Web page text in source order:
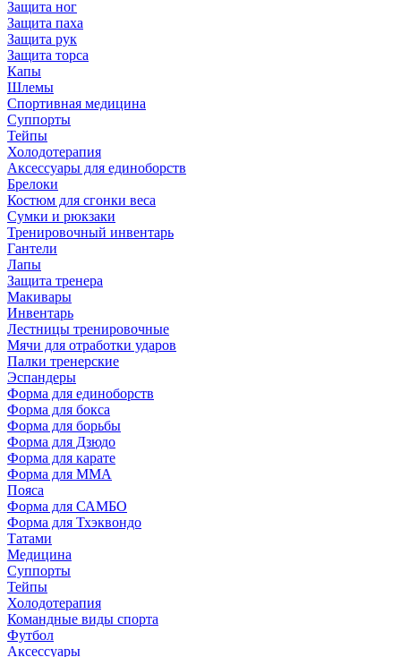
Защита ног
Защита паха
Защита рук
Защита торса
Капы
Шлемы
Спортивная медицина
Суппорты
Тейпы
Холодотерапия
Аксессуары для единоборств
Брелоки
Костюм для сгонки веса
Сумки и рюкзаки
Тренировочный инвентарь
Гантели
Лапы
Защита тренера
Макивары
Инвентарь
Лестницы тренировочные
Мячи для отработки ударов
Палки тренерские
Эспандеры
Форма для единоборств
Форма для бокса
Форма для борьбы
Форма для Дзюдо
Форма для карате
Форма для MMA
Пояса
Форма для САМБО
Форма для Тхэквондо
Татами
Медицина
Суппорты
Тейпы
Холодотерапия
Командные виды спорта
Футбол
Аксессуары